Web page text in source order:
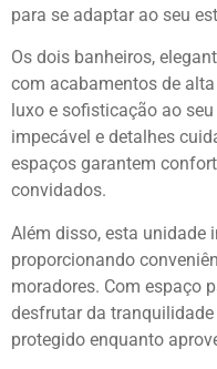
para se adaptar ao seu
Os dois banheiros,
com acabamentos de
luxo e sofisticação ao
impecável e detalhes
espaços garantem
convidados.
Além disso, esta unidade
proporcionando
moradores. Com espaço
desfrutar da tranquilidade
protegido enquanto